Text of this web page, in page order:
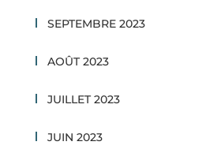
SEPTEMBRE 2023
AOÛT 2023
JUILLET 2023
JUIN 2023